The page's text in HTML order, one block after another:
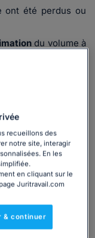
ont été perdus ou
du volume à
engager sa
de sa
étant
recueillons des
notre site, interagir
En les
en cliquant sur le
Juritravail.com
& continuer